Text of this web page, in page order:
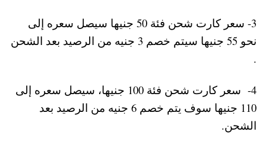
3- سعر كارت شحن فئة 50 جنيها سيصل سعره إلى
نحو 55 جنيها سيتم خصم 3 جنيه من الرصيد بعد الشحن
.
4- سعر كارت شحن فئة 100 جنيها، سيصل سعره إلى
110 جنيها سوف يتم خصم 6 جنيه من الرصيد بعد
الشحن.